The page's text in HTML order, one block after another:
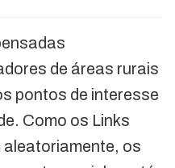
de áreas rurais
pontos de interesse
Como os Links
aleatoriamente, os